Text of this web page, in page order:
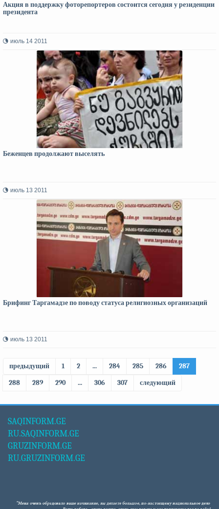
Акция в поддержку фоторепортеров состоится сегодня у резиденции
президента
июль 14 2011
Беженцев продолжают выселять
июль 13 2011
Брифинг Таргамадзе по поводу статуса религиозных организаций
июль 13 2011
предыдущий 1 2 ... 284 285 286
287
288
289 290 ... 306 307 следующий
SAQINFORM.GE
RU.SAQINFORM.GE
GRUZINFORM.GE
RU.GRUZINFORM.GE